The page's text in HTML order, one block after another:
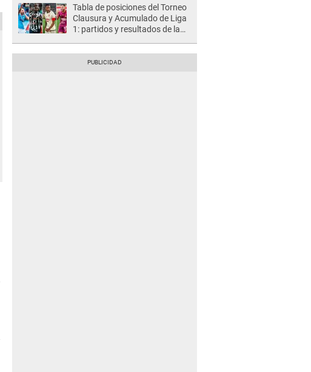
Tabla de posiciones del Torneo
Clausura y Acumulado de Liga
1: partidos y resultados de la